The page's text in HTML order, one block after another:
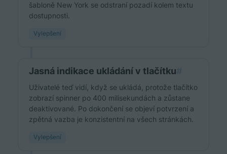
šabloně New York se odstraní pozadí kolem textu
dostupnosti.
Vylepšení
Jasná indikace ukládání v tlačítku
Uživatelé teď vidí, když se ukládá, protože tlačítko
zobrazí spinner po 400 milisekundách a zůstane
deaktivované. Po dokončení se objeví potvrzení a
zpětná vazba je konzistentní na všech stránkách.
Vylepšení